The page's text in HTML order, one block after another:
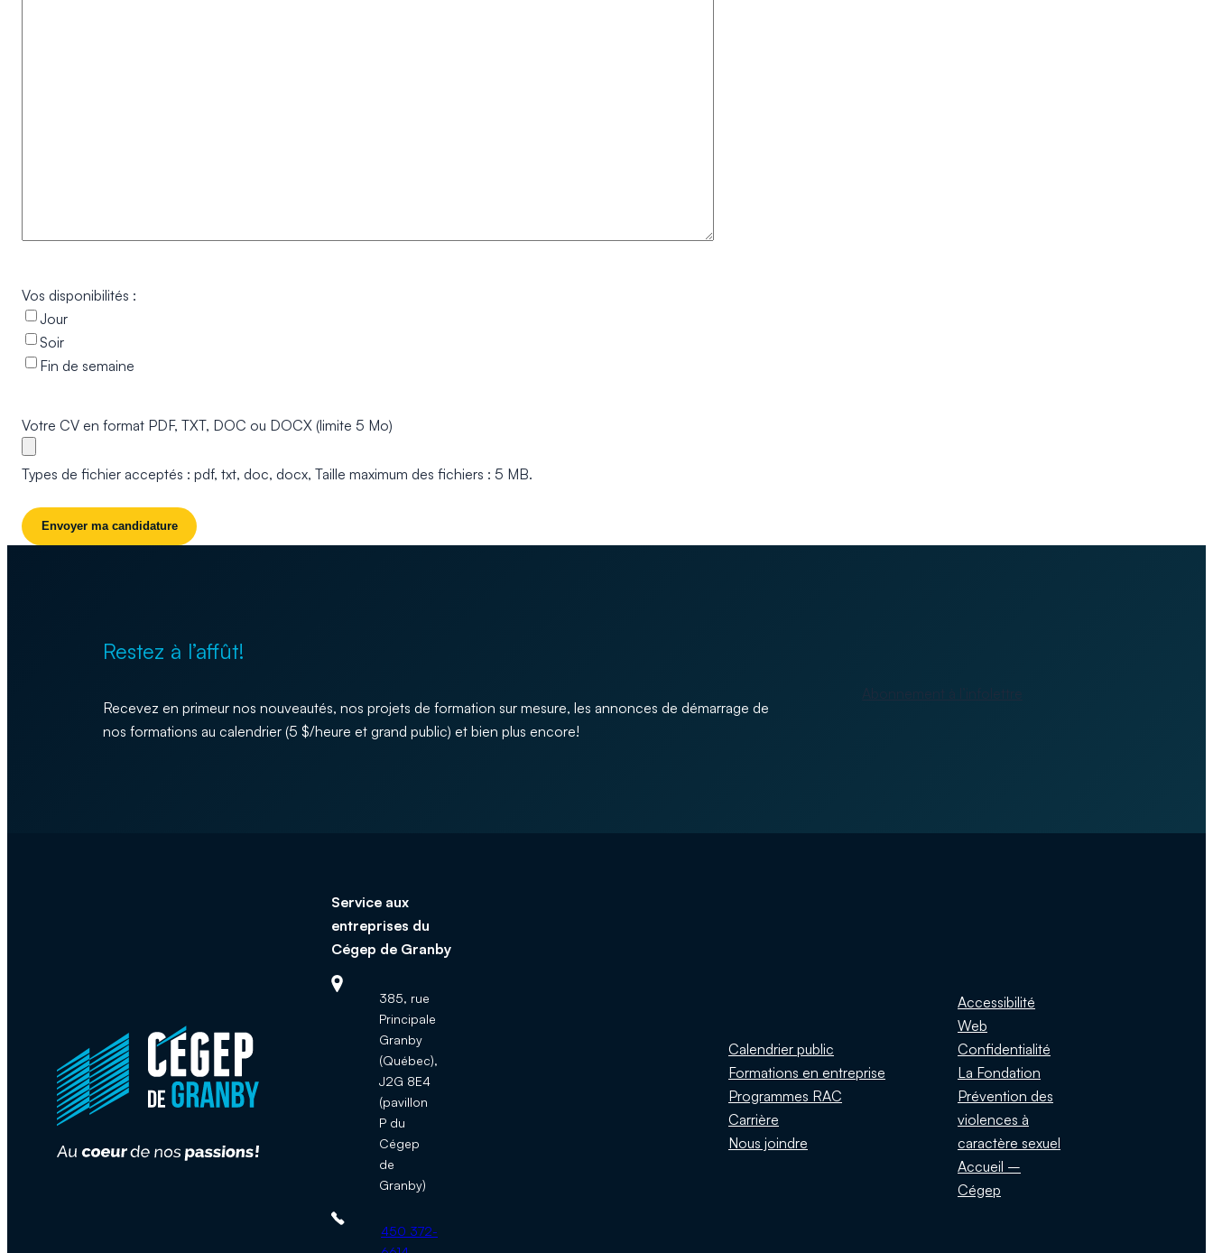
Vos disponibilités :
Jour
Soir
Fin de semaine
Votre CV en format PDF, TXT, DOC ou DOCX (limite 5 Mo)
Types de fichier acceptés : pdf, txt, doc, docx, Taille maximum des fichiers : 5 MB.
Restez à l’affût!
Recevez en primeur nos nouveautés, nos projets de formation sur mesure, les annonces de démarrage de
nos formations au calendrier (5 $/heure et grand public) et bien plus encore!
Service aux
entreprises du
Cégep de Granby
Adresse :
385, rue
Principale
Granby
(Québec),
J2G 8E4
(pavillon
P du
Cégep
de
Granby)
Téléphone :
450 372-
Calendrier public
Formations en entreprise
Programmes RAC
Carrière
Nous joindre
Accessibilité
Web
Confidentialité
La Fondation
Prévention des
violences à
caractère sexuel
Accueil –
Cégep